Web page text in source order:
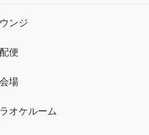
ンジ
便
場
オケルーム